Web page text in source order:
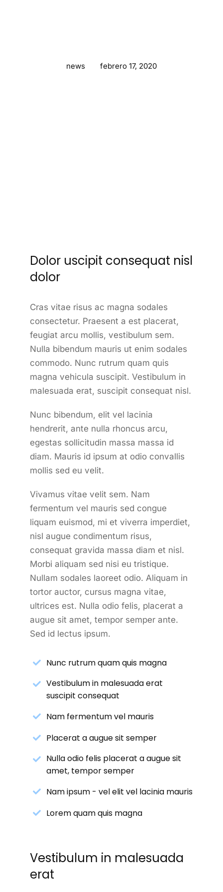
news febrero 17, 2020
Dolor uscipit consequat nisl
dolor
Cras vitae risus ac magna sodales
consectetur. Praesent a est placerat,
feugiat arcu mollis, vestibulum sem.
Nulla bibendum mauris ut enim sodales
commodo. Nunc rutrum quam quis
magna vehicula suscipit. Vestibulum in
malesuada erat, suscipit consequat nisl.
Nunc bibendum, elit vel lacinia
hendrerit, ante nulla rhoncus arcu,
egestas sollicitudin massa massa id
diam. Mauris id ipsum at odio convallis
mollis sed eu velit.
Vivamus vitae velit sem. Nam
fermentum vel mauris sed congue
liquam euismod, mi et viverra imperdiet,
nisl augue condimentum risus,
consequat gravida massa diam et nisl.
Morbi aliquam sed nisi eu tristique.
Nullam sodales laoreet odio. Aliquam in
tortor auctor, cursus magna vitae,
ultrices est. Nulla odio felis, placerat a
augue sit amet, tempor semper ante.
Sed id lectus ipsum.
Nunc rutrum quam quis magna
Vestibulum in malesuada erat
suscipit consequat
Nam fermentum vel mauris
Placerat a augue sit semper
Nulla odio felis placerat a augue sit
amet, tempor semper
Nam ipsum - vel elit vel lacinia mauris
Lorem quam quis magna
Vestibulum in malesuada
erat